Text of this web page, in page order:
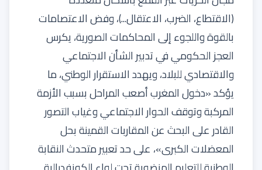
(الاقتطاع، الضرب، الاعتقال...)، وفض الاعتصامات
بالقوة واللجوء إلى المحاكمات الصورية، يكرس
العجز الحكومي في تدبير الشأن الاجتماعي
والاقتصادي للبلاد، ويهدد الاستقرار الوطني، ما
يؤكد «دخول المغرب أصعب المراحل بسبب الأزمة
المركبة وتوقف الحوار الاجتماعي وغياب التصور
القادر على البحث عن المقاربات القمينة بحل
المعضلات الكبرى»، على حد تعبير متحدث النقابة